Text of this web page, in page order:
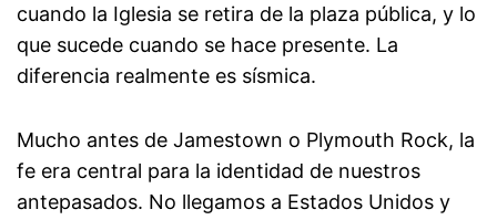
cuando la Iglesia se retira de la plaza pública, y lo
que sucede cuando se hace presente. La
diferencia realmente es sísmica.
Mucho antes de Jamestown o Plymouth Rock, la
fe era central para la identidad de nuestros
antepasados. No llegamos a Estados Unidos y